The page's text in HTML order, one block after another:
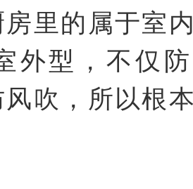
里的属于室
外型，不仅
吹，所以根